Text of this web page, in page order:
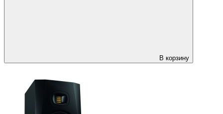
В корзину